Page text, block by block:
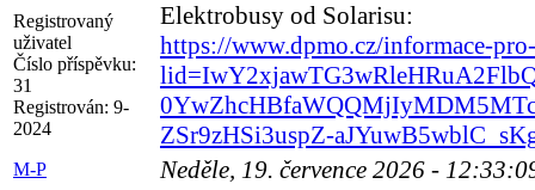
Registrovaný
uživatel
Číslo příspěvku:
31
Registrován: 9-
2024
Elektrobusy od Solarisu:
https://www.dpmo.cz/informace-
ZSr9zHSi3uspZ-
M-P Neděle, 19. července 2026 -